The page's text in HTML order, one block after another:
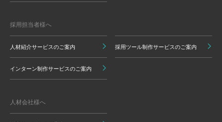
採用担当者様へ
人材紹介サービスのご案内 採用ツール制作サービスのご案内
インターン制作サービスのご案内
人材会社様へ